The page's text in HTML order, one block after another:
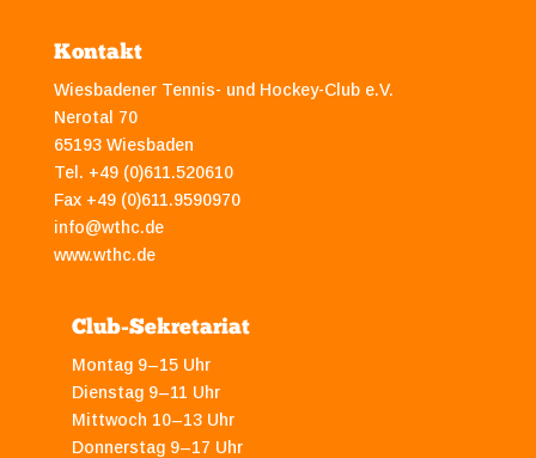
Kontakt
Wiesbadener Tennis- und Hockey-Club e.V.
Nerotal 70
65193 Wiesbaden
Tel. +49 (0)611.520610
Fax +49 (0)611.9590970
info@wthc.de
www.wthc.de
Club-Sekretariat
Montag 9–15 Uhr
Dienstag 9–11 Uhr
Mittwoch 10–13 Uhr
Donnerstag 9–17 Uhr